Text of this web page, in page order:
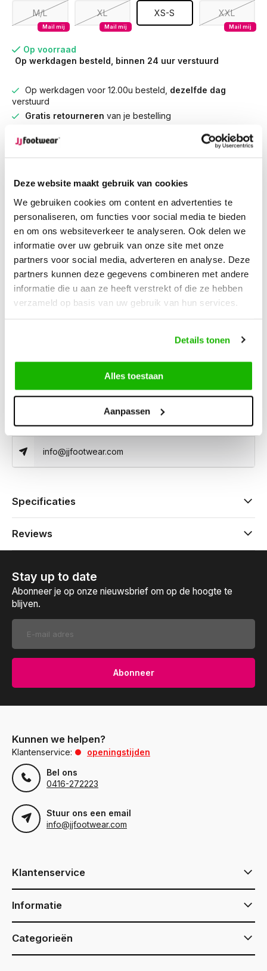
Deze website maakt gebruik van cookies
We gebruiken cookies om content en advertenties te
personaliseren, om functies voor social media te bieden
en om ons websiteverkeer te analyseren. Ook delen we
informatie over uw gebruik van onze site met onze
partners voor social media, adverteren en analyse. Deze
partners kunnen deze gegevens combineren met andere
informatie die u aan ze heeft verstrekt of die ze hebben
verzameld op basis van uw gebruik van hun services.
Details tonen
Alles toestaan
Aanpassen
Mail mij
M/L
Mail mij
XL XS-S
Mail mij
XXL
Op voorraad
Op werkdagen besteld, binnen 24 uur verstuurd
Op werkdagen voor 12.00u besteld, dezelfde dag
verstuurd
Gratis retourneren van je bestelling
1500+ modellen op voorraad
Beschrijving
Kelslo - Zwart
Kelslo is een elegante, zwartleren hoge laars met een brede
schacht. Beschikt over een lage hak en koord aan de
achterzijde om schacht te verstellen. Uitgerust met een
ritssluiting aan de zijkant, rubberen antislipzool en
verwisselbaar voetbed.
Kunnen we helpen?
Klantenservice: openingstijden
info@jjfootwear.com
Specificaties
Reviews
Stay up to date
Abonneer je op onze nieuwsbrief om op de hoogte te
blijven.
Abonneer
Kunnen we helpen?
Klantenservice:
openingstijden
Bel ons
0416-272223
Stuur ons een email
info@jjfootwear.com
Klantenservice
Informatie
Categorieën